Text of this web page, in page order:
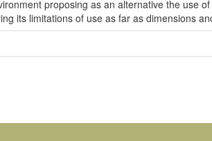
proposing as an alternative the use
its limitations of use as far as dimensions